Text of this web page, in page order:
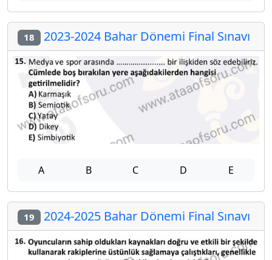
18 2023-2024 Bahar Dönemi Final Sınavı
A B C D E
19 2024-2025 Bahar Dönemi Final Sınavı